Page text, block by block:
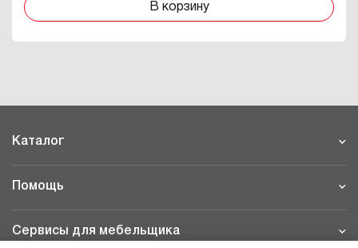
В корзину
Каталог
Помощь
Сервисы для мебельщика